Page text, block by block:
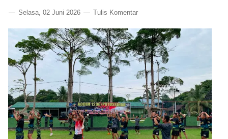
Selasa, 02 Juni 2026 Tulis Komentar